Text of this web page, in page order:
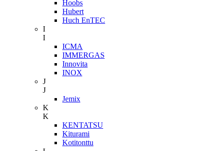
Hoobs
Hubert
Huch EnTEC
I
I
ICMA
IMMERGAS
Innovita
INOX
J
J
Jemix
K
K
KENTATSU
Kiturami
Kotitonttu